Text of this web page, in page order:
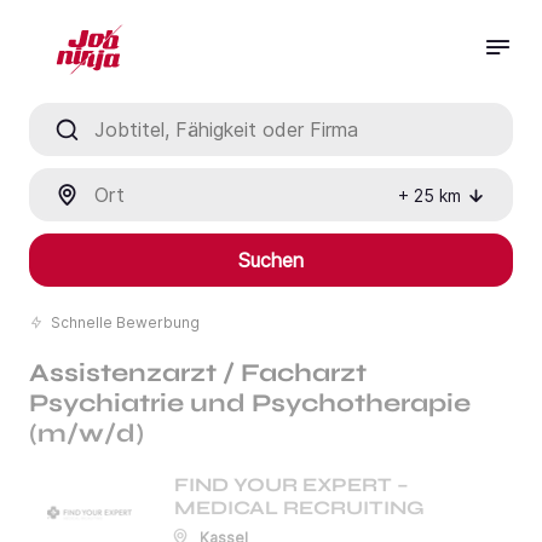
+ 25 km
Suchen
Schnelle Bewerbung
Assistenzarzt / Facharzt
Psychiatrie und Psychotherapie
(m/w/d)
FIND YOUR EXPERT –
MEDICAL RECRUITING
Kassel